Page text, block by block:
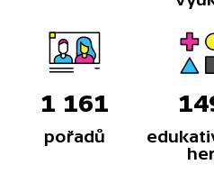
1 161
pořadů